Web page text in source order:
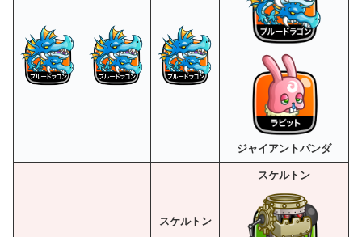
ジャイアントパンダ
スケルトン
スケルトン